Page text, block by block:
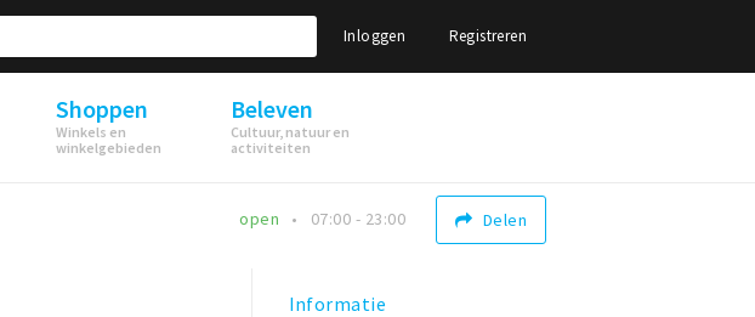
Inloggen Registreren
Shoppen
Winkels en
winkelgebieden
Beleven
Cultuur, natuur en
activiteiten
Delen
open 07:00 - 23:00
Informatie